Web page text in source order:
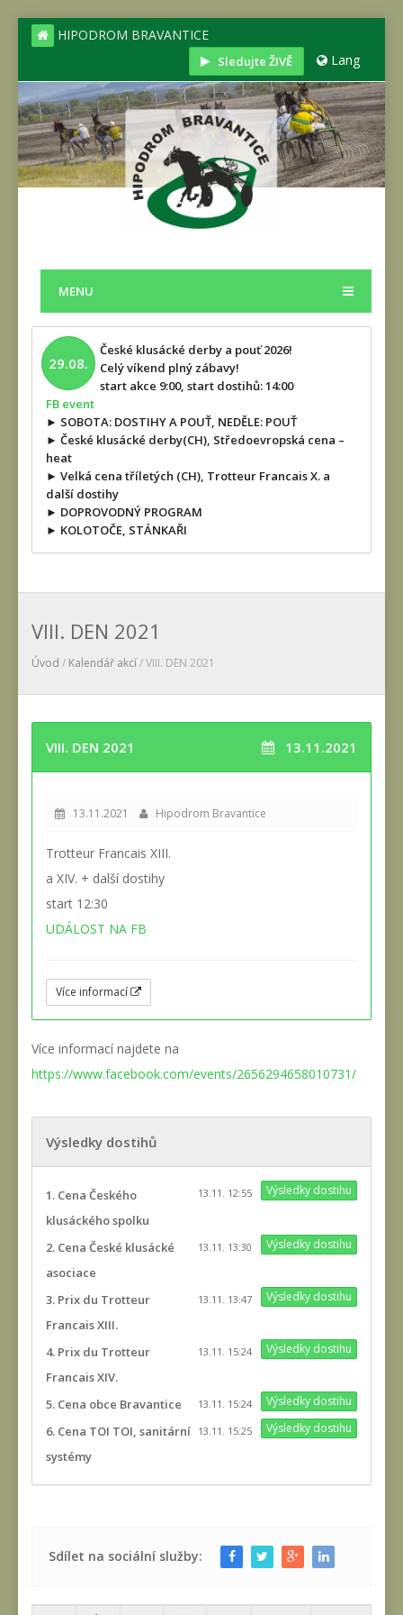
HIPODROM BRAVANTICE
Sledujte ŽIVĚ Lang
MENU
29.08.
České klusácké derby a pouť 2026!
Celý víkend plný zábavy!
start akce 9:00, start dostihů: 14:00
FB event
► SOBOTA: DOSTIHY A POUŤ, NEDĚLE: POUŤ
► České klusácké derby(CH), Středoevropská cena –
heat
► Velká cena tříletých (CH), Trotteur Francais X. a
další dostihy
► DOPROVODNÝ PROGRAM
► KOLOTOČE, STÁNKAŘI
VIII. DEN 2021
Úvod / Kalendář akcí/ VIII. DEN 2021
VIII. DEN 2021 13.11.2021
13.11.2021 Hipodrom Bravantice
Trotteur Francais XIII.
a XIV. + další dostihy
start 12:30
UDÁLOST NA FB
Více informací
Více informací najdete na
https://www.facebook.com/events/2656294658010731/
Výsledky dostihů
Výsledky dostihu
13.11. 12:55
1. Cena Českého
klusáckého spolku
Výsledky dostihu
13.11. 13:30
2. Cena České klusácké
asociace
Výsledky dostihu
13.11. 13:47
3. Prix du Trotteur
Francais XIII.
Výsledky dostihu
13.11. 15:24
4. Prix du Trotteur
Francais XIV.
Výsledky dostihu
13.11. 15:24
5. Cena obce Bravantice
Výsledky dostihu
13.11. 15:25
6. Cena TOI TOI, sanitární
systémy
Sdílet na sociální služby: